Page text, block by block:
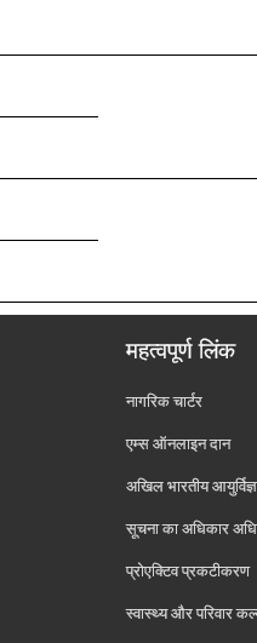
महत्वपूर्ण लिंक
नागरिक चार्टर
एम्स ऑनलाइन दान
अखिल भारतीय
सूचना का अधिकार
प्रोएक्टिव प्रकटीकरण
स्वास्थ्य और परिवार